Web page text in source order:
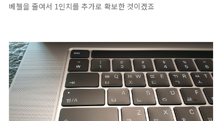
베젤을 줄여서 1인치를 추가로 확보한 것이겠죠